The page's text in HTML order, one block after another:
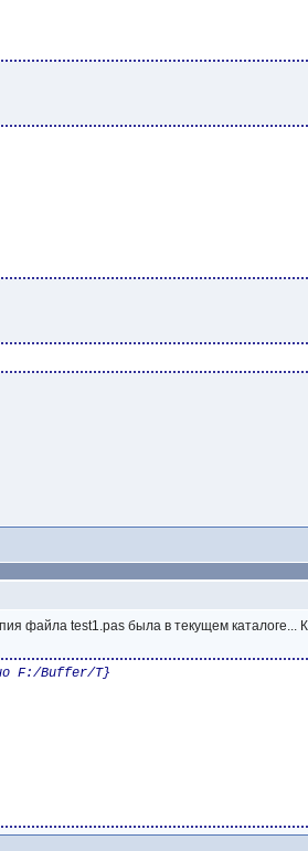
файла test1.pas была в текущем каталоге...
F:/Buffer/T}